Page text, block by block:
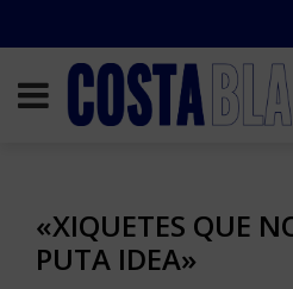
«XIQUETES QUE
PUTA IDEA»